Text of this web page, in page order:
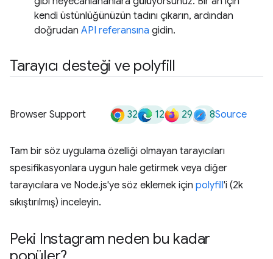
kendi üstünlüğünüzün tadını çıkarın, ardından
doğrudan API referansına gidin.
Tarayıcı desteği ve polyfill
Browser Support 32 12 29 8Source
Tam bir söz uygulama özelliği olmayan tarayıcıları
spesifikasyonlara uygun hale getirmek veya diğer
tarayıcılara ve Node.js'ye söz eklemek için polyfill'i (2k
sıkıştırılmış) inceleyin.
Peki Instagram neden bu kadar